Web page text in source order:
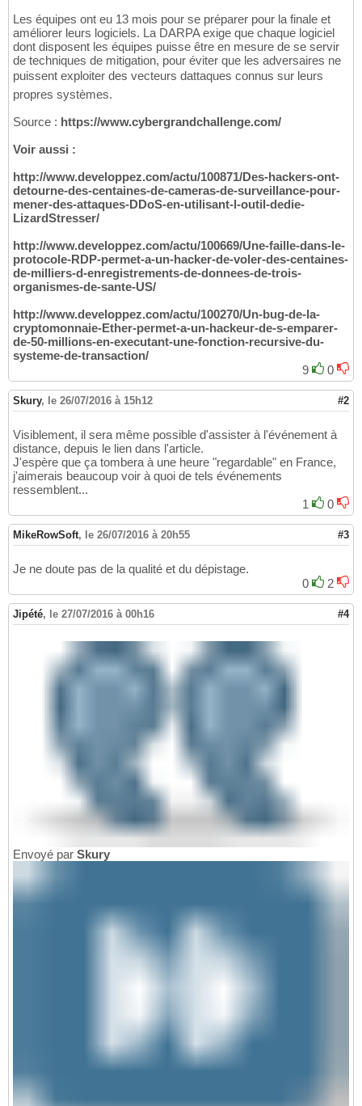
Les équipes ont eu 13 mois pour se préparer pour la finale et
améliorer leurs logiciels. La DARPA exige que chaque logiciel
dont disposent les équipes puisse être en mesure de se servir
de techniques de mitigation, pour éviter que les adversaires ne
puissent exploiter des vecteurs dattaques connus sur leurs
propres systèmes.
Source : https://www.cybergrandchallenge.com/
Voir aussi :
http://www.developpez.com/actu/100871/Des-hackers-ont-
detourne-des-centaines-de-cameras-de-surveillance-pour-
mener-des-attaques-DDoS-en-utilisant-l-outil-dedie-
LizardStresser/
http://www.developpez.com/actu/100669/Une-faille-dans-le-
protocole-RDP-permet-a-un-hacker-de-voler-des-centaines-
de-milliers-d-enregistrements-de-donnees-de-trois-
organismes-de-sante-US/
http://www.developpez.com/actu/100270/Un-bug-de-la-
cryptomonnaie-Ether-permet-a-un-hackeur-de-s-emparer-
de-50-millions-en-executant-une-fonction-recursive-du-
systeme-de-transaction/
9
0
Skury, le 26/07/2016 à 15h12 #2
Visiblement, il sera même possible d'assister à l'événement à
distance, depuis le lien dans l'article.
J'espère que ça tombera à une heure "regardable" en France,
j'aimerais beaucoup voir à quoi de tels événements
ressemblent...
1
0
MikeRowSoft, le 26/07/2016 à 20h55 #3
Je ne doute pas de la qualité et du dépistage.
0
2
Jipété, le 27/07/2016 à 00h16 #4
Envoyé par Skury